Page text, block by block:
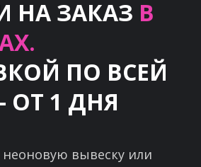
НА ЗАКАЗ В
ПО ВСЕЙ
ОТ 1 ДНЯ
вывеску или